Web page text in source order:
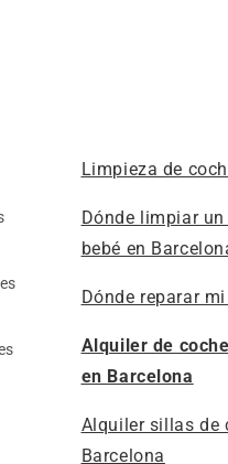
Limpieza de
Dónde limpiar
bebé en
Dónde reparar
Alquiler de
en Barcelona
Alquiler sillas de
Barcelona